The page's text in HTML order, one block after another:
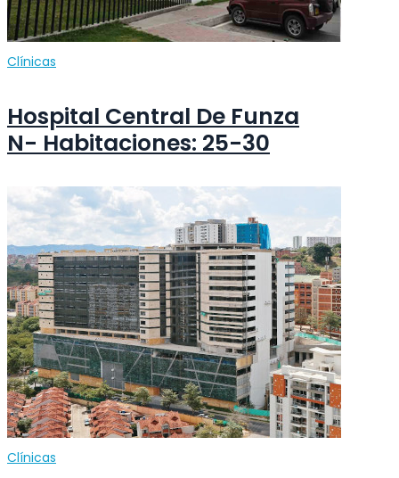
Clínicas
Hospital Central De Funza
N- Habitaciones: 25-30
Clínicas